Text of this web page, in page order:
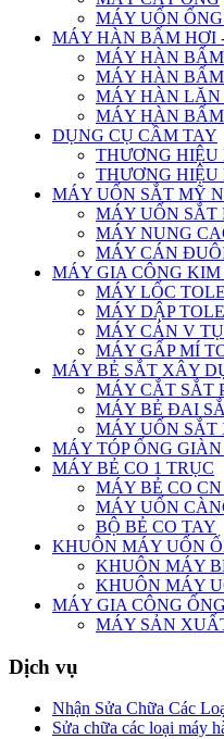
MÁY UỐN
MÁY HÀN BẤM HƠI
MÁY HÀN
MÁY HÀN
MÁY HÀN LĂN
MÁY HÀN
DỤNG CỤ CẦM TAY
THƯƠNG
THƯƠNG HIỆU
MÁY UỐN SẮT MỸ
MÁY UỐN SẮT
MÁY NUNG
MÁY CÁN
MÁY GIA CÔNG
MÁY LỐC TOLE
MÁY DẬP TOLE
MÁY CÁN V
MÁY GẤP MÍ
MÁY BẺ SẮT XÂY
MÁY CẮT SẮT
MÁY BẺ ĐAI
MÁY UỐN SẮT
MÁY TÓP ỐNG
MÁY BẺ CO 1 TRỤC
MÁY BẺ CO CN
MÁY UỐN
BỘ BẺ CO TAY
KHUÔN MÁY UỐN
KHUÔN MÁY
KHUÔN MÁY
MÁY GIA CÔNG
MÁY SẢN
Dịch vụ
Nhận Sửa Chữa Các
Sửa chữa các loại máy